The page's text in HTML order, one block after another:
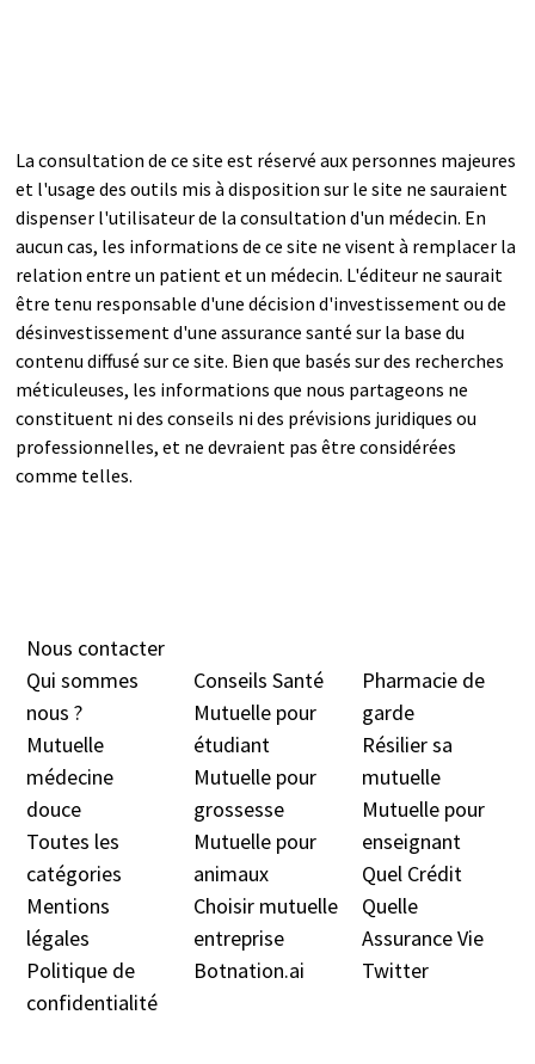
La consultation de ce site est réservé aux personnes majeures
et l'usage des outils mis à disposition sur le site ne sauraient
dispenser l'utilisateur de la consultation d'un médecin. En
aucun cas, les informations de ce site ne visent à remplacer la
relation entre un patient et un médecin. L'éditeur ne saurait
être tenu responsable d'une décision d'investissement ou de
désinvestissement d'une assurance santé sur la base du
contenu diffusé sur ce site. Bien que basés sur des recherches
méticuleuses, les informations que nous partageons ne
constituent ni des conseils ni des prévisions juridiques ou
professionnelles, et ne devraient pas être considérées
comme telles.
Nous contacter
Qui sommes
nous ?
Mutuelle
médecine
douce
Toutes les
catégories
Mentions
légales
Politique de
confidentialité
Conseils Santé
Mutuelle pour
étudiant
Mutuelle pour
grossesse
Mutuelle pour
animaux
Choisir mutuelle
entreprise
Botnation.ai
Pharmacie de
garde
Résilier sa
mutuelle
Mutuelle pour
enseignant
Quel Crédit
Quelle
Assurance Vie
Twitter